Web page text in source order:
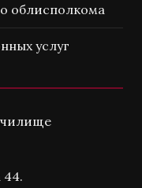
облисполкома
услуг
44.